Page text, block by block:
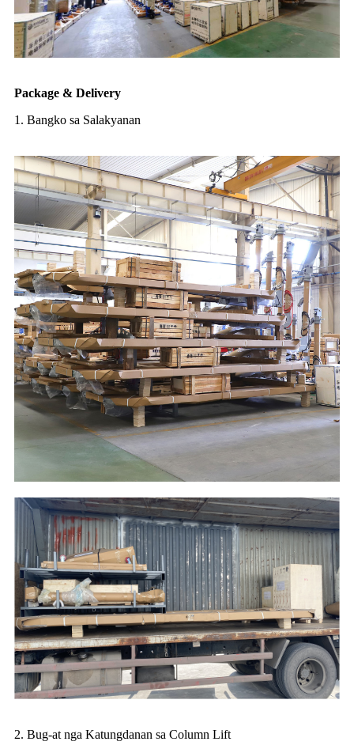
Package & Delivery
1. Bangko sa Salakyanan
2. Bug-at nga Katungdanan sa Column Lift